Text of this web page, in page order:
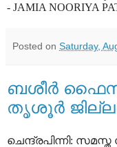
- JAMIA NOORIYA
Posted on Saturday,
ബശീർ
തൃശൂർ ജില്ലാ
ചെന്ദ്രപിന്നി: